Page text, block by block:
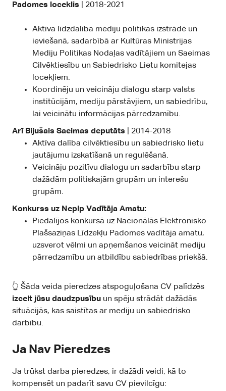
Padomes loceklis
| 2018-2021
Aktīva līdzdalība mediju politikas izstrādē un
ieviešanā, sadarbībā ar Kultūras Ministrijas
Mediju Politikas Nodaļas vadītājiem un Saeimas
Cilvēktiesību un Sabiedrisko Lietu komitejas
locekļiem.
Koordinēju un veicināju dialogu starp valsts
institūcijām, mediju pārstāvjiem, un sabiedrību,
lai veicinātu informācijas pārredzamību.
Arī Bijušais Saeimas deputāts
| 2014-2018
Aktīva dalība cilvēktiesību un sabiedrisko lietu
jautājumu izskatīšanā un regulēšanā.
Veicināju pozitīvu dialogu un sadarbību starp
dažādām politiskajām grupām un interešu
grupām.
Konkurss uz Neplp Vadītāja Amatu:
Piedalījos konkursā uz Nacionālās Elektronisko
Plašsaziņas Līdzekļu Padomes vadītāja amatu,
uzsverot vēlmi un apņemšanos veicināt mediju
pārredzamību un atbildību sabiedrības priekšā.
👆 Šāda veida pieredzes atspoguļošana CV palīdzēs
izcelt jūsu daudzpusību un spēju strādāt dažādās
situācijās, kas saistītas ar mediju un sabiedrisko
darbību.
Ja Nav Pieredzes
Ja trūkst darba pieredzes, ir dažādi veidi, kā to
kompensēt un padarīt savu CV pievilcīgu: